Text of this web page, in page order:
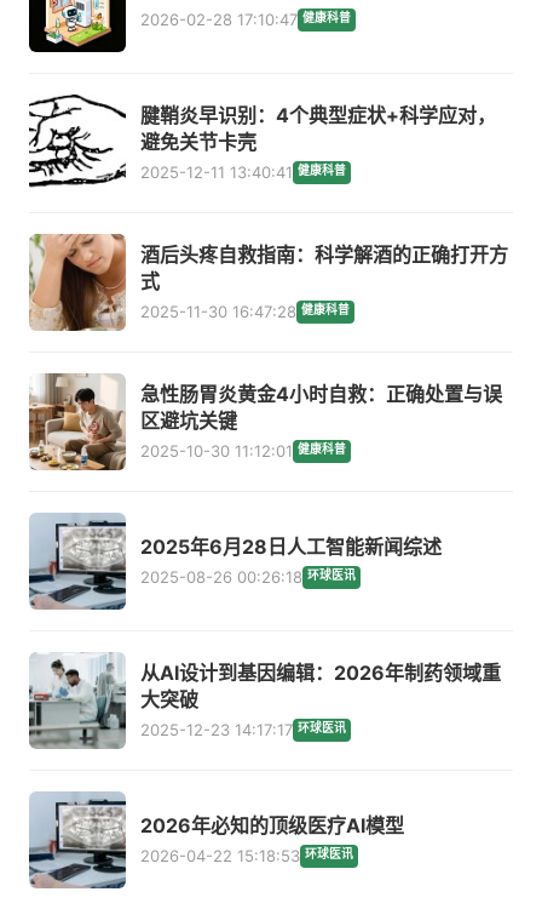
2026-02-28 17:10:47 健康科普
腱鞘炎早识别：4个典型症状+科学应对，
避免关节卡壳
2025-12-11 13:40:41 健康科普
酒后头疼自救指南：科学解酒的正确打开方
式
2025-11-30 16:47:28 健康科普
急性肠胃炎黄金4小时自救：正确处置与误
区避坑关键
2025-10-30 11:12:01 健康科普
2025年6月28日人工智能新闻综述
2025-08-26 00:26:18 环球医讯
从AI设计到基因编辑：2026年制药领域重
大突破
2025-12-23 14:17:17 环球医讯
2026年必知的顶级医疗AI模型
2026-04-22 15:18:53 环球医讯